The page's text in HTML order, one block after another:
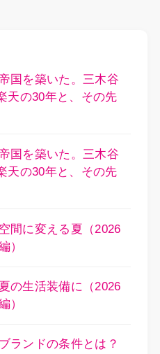
国を築いた。三木谷
天の30年と、その先
国を築いた。三木谷
天の30年と、その先
間に変える夏（2026
）
の生活装備に（2026
）
ランドの条件とは？